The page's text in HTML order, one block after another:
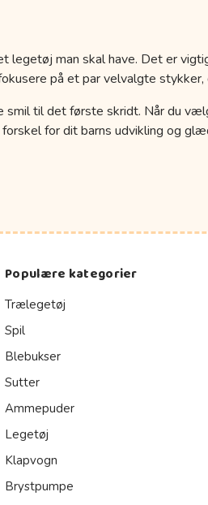
man skal have. Det er
på et par velvalgte stykker,
til det første skridt. Når du
for dit barns udvikling og
Populære kategorier
Trælegetøj
Spil
Blebukser
Sutter
Ammepuder
Legetøj
Klapvogn
Brystpumpe